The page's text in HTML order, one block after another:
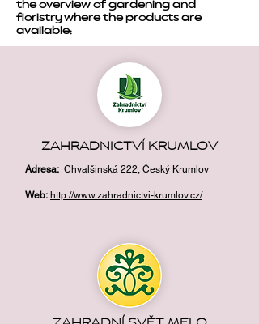
the overview of gardening and
floristry where the products are
available:
ZAHRADNICTVÍ KRUMLOV
Adresa: Chvalšinská 222, Český Krumlov
Web: http://www.zahradnictvi-krumlov.cz/